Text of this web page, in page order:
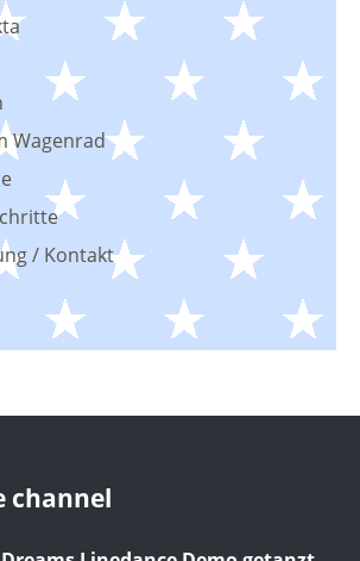
Wagenrad
/ Kontakt
channel